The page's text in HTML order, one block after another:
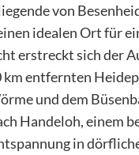
von
idealen Ort für
erstreckt sich der
km entfernten
und dem
Handeloh, einem
in